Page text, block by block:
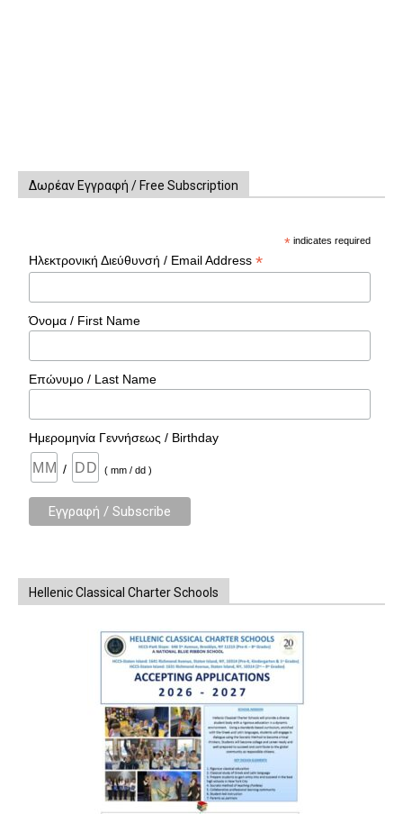
Δωρέαν Εγγραφή / Free Subscription
* indicates required
Ηλεκτρονική Διεύθυνσή / Email Address*
Όνομα / First Name
Επώνυμο / Last Name
Ημερομηνία Γεννήσεως / Birthday
/ ( mm / dd )
Hellenic Classical Charter Schools